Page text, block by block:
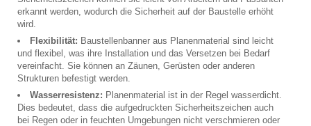
erkannt werden, wodurch die Sicherheit auf der Baustelle erhöht
wird.
Flexibilität: Baustellenbanner aus Planenmaterial sind leicht
und flexibel, was ihre Installation und das Versetzen bei Bedarf
vereinfacht. Sie können an Zäunen, Gerüsten oder anderen
Strukturen befestigt werden.
Wasserresistenz: Planenmaterial ist in der Regel wasserdicht.
Dies bedeutet, dass die aufgedruckten Sicherheitszeichen auch
bei Regen oder in feuchten Umgebungen nicht verschmieren oder